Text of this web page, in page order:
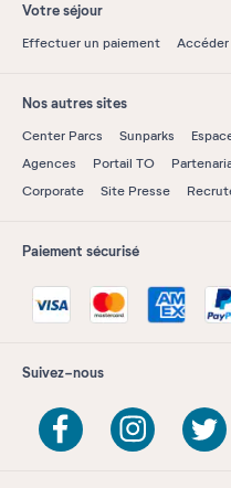
Votre séjour
Effectuer un paiement
Nos autres sites
Center Parcs Sunparks
Agences
Portail TO
Corporate
Site Presse
Paiement sécurisé
Suivez-nous